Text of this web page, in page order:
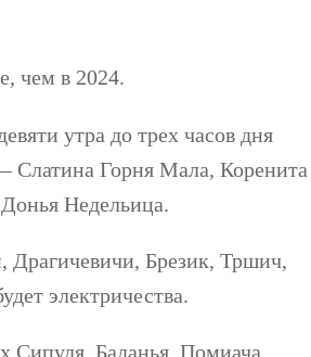
чем в 2024.
утра до трех часов дня
Слатина Горня Мала, Коренита
Недельица.
Драгичевичи, Брезик, Тршич,
электричества.
Сипуля, Баданья, Помиача,